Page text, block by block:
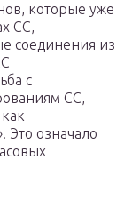
которые уже
СС,
соединения из
с
СС,
Это означало